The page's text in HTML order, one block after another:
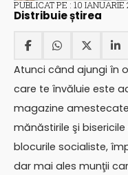
PUBLICAT PE : 10 IANUARIE
Distribuie știrea
Atunci când ajungi în
care te învăluie este
magazine
mănăstirile şi
blocurile socialiste,
dar mai ales munţii